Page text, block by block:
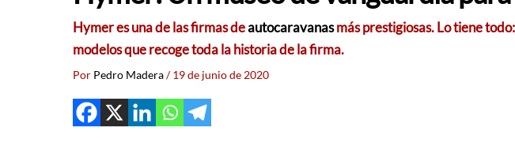
Hymer es una de las firmas deautocaravanasmás prestigiosas. Lo tiene
modelos que recoge toda la historia de la firma.
Por Pedro Madera/19 de junio de 2020